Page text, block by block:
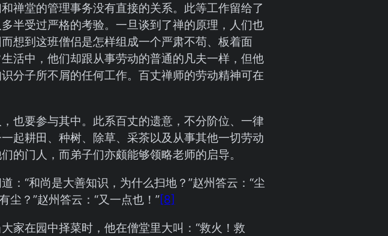
禅堂的管理事务没有直接的关系。此等工作留给了
半受过严格的考验。一旦谈到了禅的原理，人们也
想到这班僧侣是怎样组成一个严肃不苟、板着面
活中，他们却跟从事劳动的普通的凡夫一样，但他
分子所不屑的任何工作。百丈禅师的劳动精神可在
也要参与其中。此系百丈的遗意，不分阶位、一律
起耕田、种树、除草、采茶以及从事其他一切劳动
的门人，而弟子们亦颇能够领略老师的启导。
：“和尚是大善知识，为什么扫地？”赵州答云：“尘
尘？”赵州答云：“又一点也！”[8]
家在园中择菜时，他在僧堂里大叫：“救火！救